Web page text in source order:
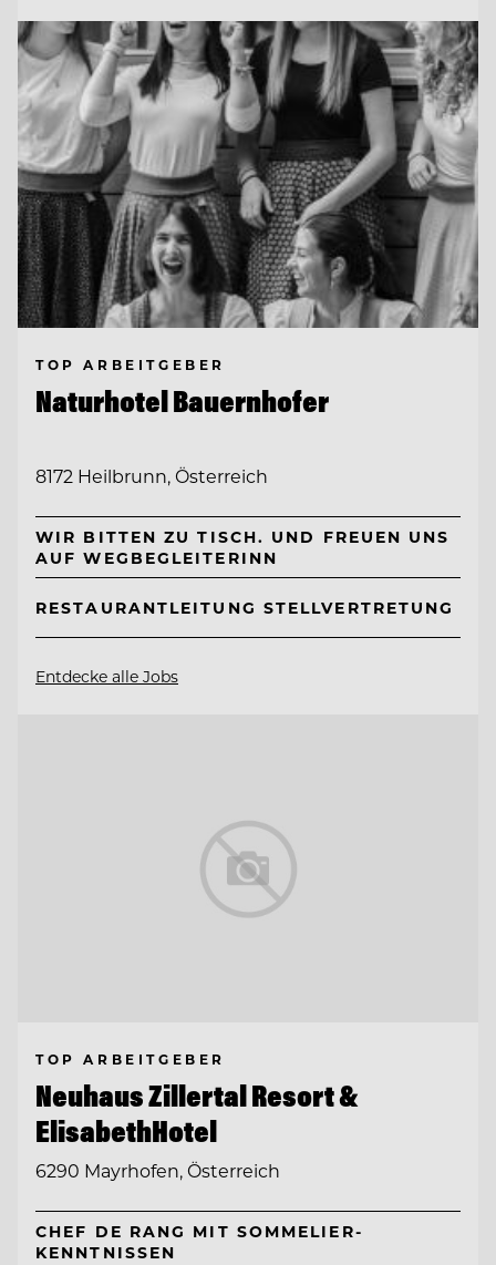
TOP ARBEITGEBER
Naturhotel Bauernhofer
8172 Heilbrunn, Österreich
WIR BITTEN ZU TISCH. UND FREUEN UNS
AUF WEGBEGLEITERINN
RESTAURANTLEITUNG STELLVERTRETUNG
Entdecke alle Jobs
TOP ARBEITGEBER
Neuhaus Zillertal Resort &
ElisabethHotel
6290 Mayrhofen, Österreich
CHEF DE RANG MIT SOMMELIER-
KENNTNISSEN